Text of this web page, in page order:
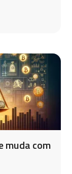
muda com